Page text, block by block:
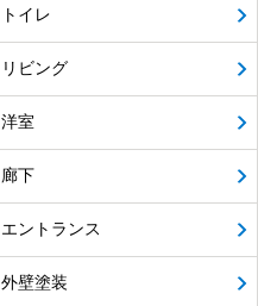
トイレ
リビング
洋室
廊下
エントランス
外壁塗装